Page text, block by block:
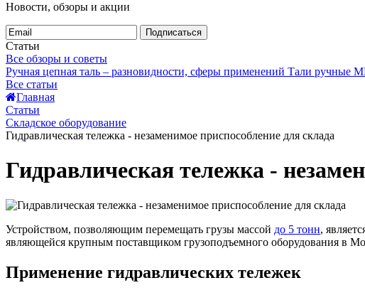
Новости, обзоры и акции
Подписаться
Статьи
Все обзоры и советы
Ручная цепная таль – разновидности, сферы применений Тали ручные
Все статьи
Главная
Статьи
Складское оборудование
Гидравлическая тележка - незаменимое приспособление для склада
Гидравлическая тележка -
Устройством, позволяющим перемещать грузы массой до 5 тонн,
являющейся крупным поставщиком грузоподъемного оборудования в
Применение гидравлических тележек